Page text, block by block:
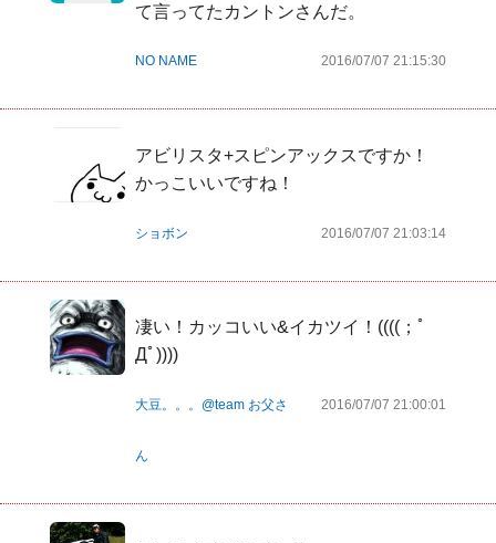
て言ってたカントンさんだ。
NO NAME 2016/07/07 21:15:30
アビリスタ+スピンアックスですか！
かっこいいですね！
ショボン 2016/07/07 21:03:14
凄い！カッコいい&イカツイ！((((；ﾟ
Дﾟ))))
大豆。。。@team お父さ
ん
2016/07/07 21:00:01